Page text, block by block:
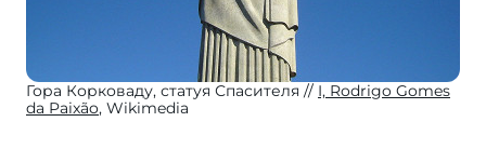
Гора Корковаду, статуя Спасителя
I, Rodrigo Gomes
da Paixão, Wikimedia